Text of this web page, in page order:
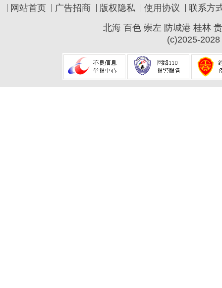
网站首页 广告招商 版权隐私 使用协议
联系方
北海 百色 崇左 防城港 桂林
(c)2025-